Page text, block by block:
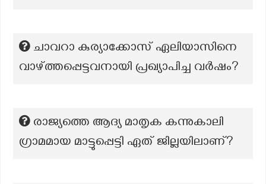
ചാവറാ കുര്യാക്കോസ് ഏലിയാസിനെ
വാഴ്ത്തപ്പെട്ടവനായി പ്രഖ്യാപിച്ച വർഷം?
രാജ്യത്തെ ആദ്യ മാതൃക കന്നുകാലി
ഗ്രാമമായ മാട്ടുപ്പെട്ടി ഏത് ജില്ലയിലാണ്?